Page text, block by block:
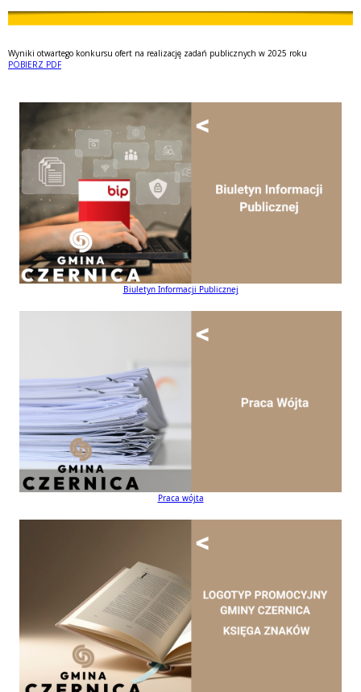
Wyniki otwartego konkursu ofert na realizację zadań publicznych w 2025 roku
POBIERZ PDF
Biuletyn Informacji Publicznej
Praca wójta